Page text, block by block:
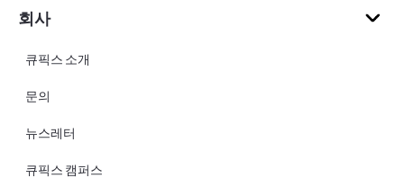
회사
큐픽스 소개
문의
뉴스레터
큐픽스 캠퍼스